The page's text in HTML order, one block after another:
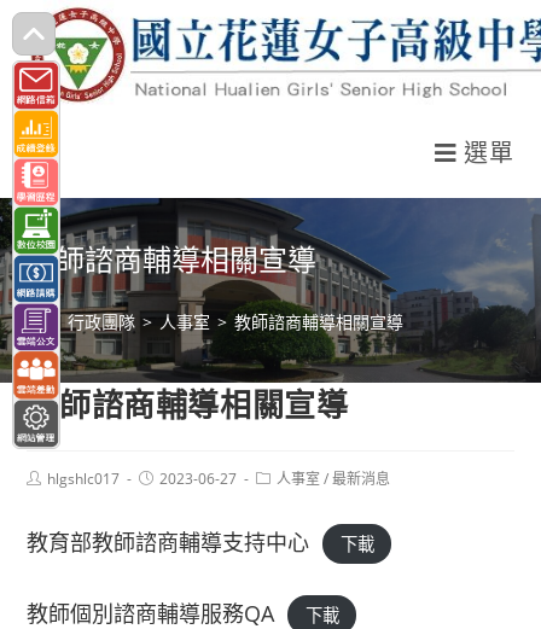
跳
轉
至
主
要
內
容
選單
教師諮商輔導相關宣導
> 行政團隊 > 人事室 > 教師諮商輔導相關宣導
教師諮商輔導相關宣導
Posthlgshlc017
Post2023-06-27
Post人事室 / 最新消息
教育部教師諮商輔導支持中心 下載
教師個別諮商輔導服務QA 下載